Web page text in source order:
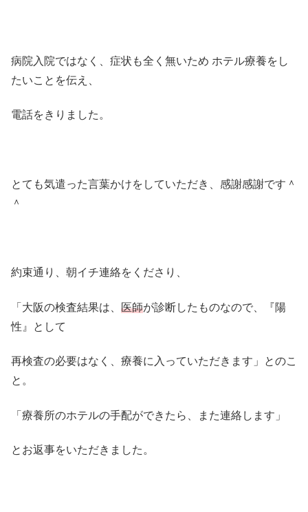
病院入院ではなく、症状も全く無いため ホテル療養をし
たいことを伝え、
電話をきりました。
とても気遣った言葉かけをしていただき、感謝感謝です＾
＾
約束通り、朝イチ連絡をくださり、
「大阪の検査結果は、 医師が診断したものなので、『陽
性』として
再検査の必要はなく、療養に入っていただきます」とのこ
と。
「療養所のホテルの手配ができたら、また連絡します」
とお返事をいただきました。